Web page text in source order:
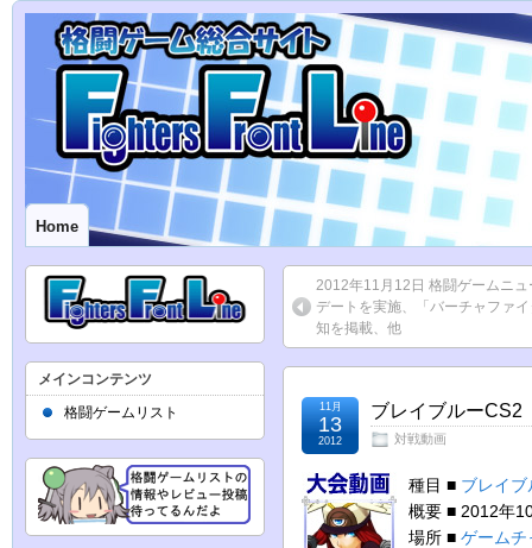
Home
2012年11月12日 格闘ゲームニ
デートを実施、「バーチャファ
知を掲載、他
ブレイブルー
対戦動画
11月
13
2012
種目 ■ ブレイ
概要 ■ 2012年
場所 ■ ゲームチ
メインコンテンツ
格闘ゲームリスト